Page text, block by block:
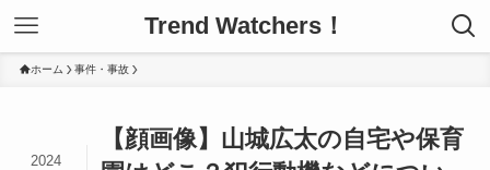
Trend Watchers！
ホーム 事件・事故
【顔画像】山城広太の自宅や保育
2024